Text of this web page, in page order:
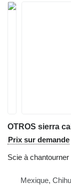
OTROS sierra
Prix sur demande
Scie à chantourner
Mexique,